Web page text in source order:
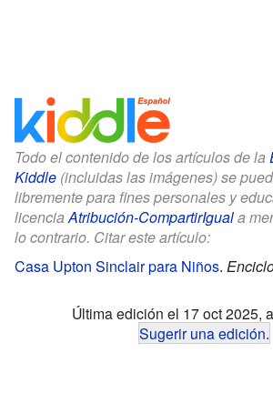
Todo el contenido de los artículos de la
Kiddle (incluidas las imágenes) se
libremente para fines personales y
licenciaAtribución-CompartirIguala
lo contrario. Citar este artículo:
Casa Upton Sinclair para Niños.
Última edición el 17 oct 2025,
Sugerir una edición.